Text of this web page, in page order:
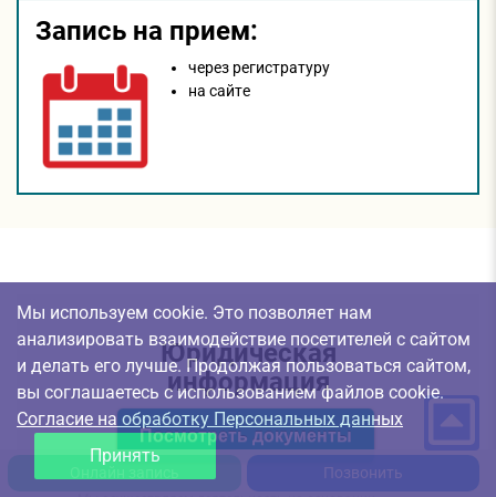
Запись на прием:
через регистратуру
на сайтe
Юридическая
информация
Посмотреть документы
Позвонить
Мы используем cookie. Это позволяет нам
анализировать взаимодействие посетителей с сайтом
и делать его лучше. Продолжая пользоваться сайтом,
вы соглашаетесь с использованием файлов cookie.
Согласие на обработку Персональных данных
Принять